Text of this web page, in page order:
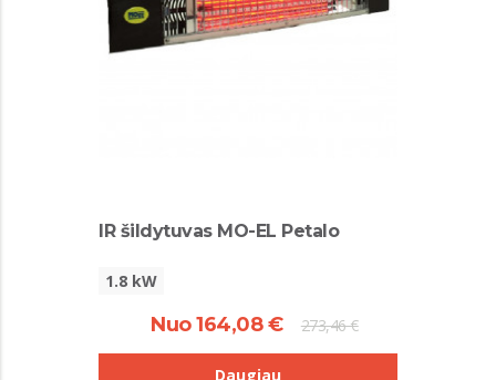
IR šildytuvas MO-EL Petalo
1.8 kW
Nuo 164,08 € 273,46 €
Daugiau